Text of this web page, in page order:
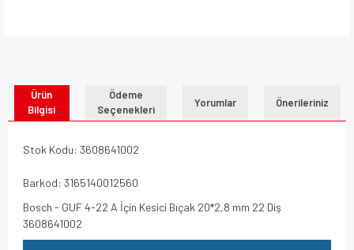
Ürün
Bilgisi
Ödeme
Seçenekleri
Yorumlar Önerileriniz
Stok Kodu: 3608641002
Barkod: 3165140012560
Bosch - GUF 4-22 A İçin Kesici Bıçak 20*2,8 mm 22 Diş
3608641002